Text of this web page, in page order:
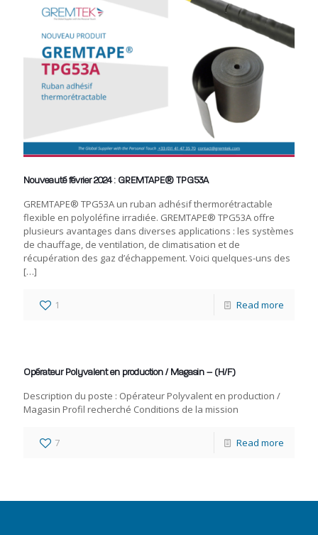
Nouveauté février 2024 : GREMTAPE® TPG53A
GREMTAPE® TPG53A un ruban adhésif thermorétractable
flexible en polyoléfine irradiée. GREMTAPE® TPG53A offre
plusieurs avantages dans diverses applications : les systèmes
de chauffage, de ventilation, de climatisation et de
récupération des gaz d’échappement. Voici quelques-uns des
[…]
1 Read more
Opérateur Polyvalent en production / Magasin – (H/F)
Description du poste : Opérateur Polyvalent en production /
Magasin Profil recherché Conditions de la mission
7 Read more